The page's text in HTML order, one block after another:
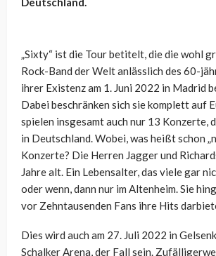
„Sixty“ ist die Tour betitelt, die die wohl
Rock-Band der Welt anlässlich des 60-
ihrer Existenz am 1. Juni 2022 in Madrid
Dabei beschränken sich sie komplett auf
spielen insgesamt auch nur 13 Konzerte,
in Deutschland. Wobei, was heißt schon
Konzerte? Die Herren Jagger und
Jahre alt. Ein Lebensalter, das viele gar
oder wenn, dann nur im Altenheim. Sie
vor Zehntausenden Fans ihre Hits
Dies wird auch am 27. Juli 2022 in
Schalker Arena, der Fall sein.